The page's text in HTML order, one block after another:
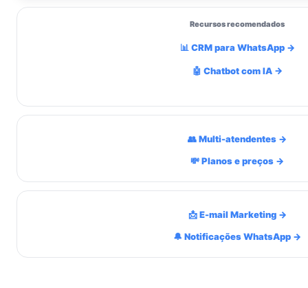
Recursos recomendados
📊 CRM para WhatsApp →
🤖 Chatbot com IA →
👥 Multi-atendentes →
💸 Planos e preços →
📩 E-mail Marketing →
🔔 Notificações WhatsApp →